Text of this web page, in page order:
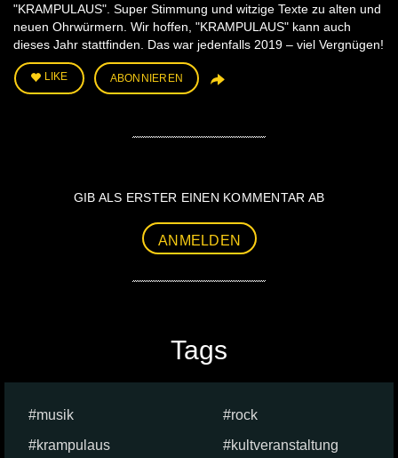
"KRAMPULAUS". Super Stimmung und witzige Texte zu alten und
neuen Ohrwürmern. Wir hoffen, "KRAMPULAUS" kann auch
dieses Jahr stattfinden. Das war jedenfalls 2019 – viel Vergnügen!
LIKE ABONNIEREN
GIB ALS ERSTER EINEN KOMMENTAR AB
ANMELDEN
Tags
musik
rock
krampulaus
kultveranstaltung